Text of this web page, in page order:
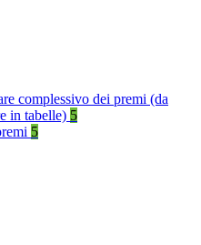
complessivo dei premi (da
in tabelle) 5
5